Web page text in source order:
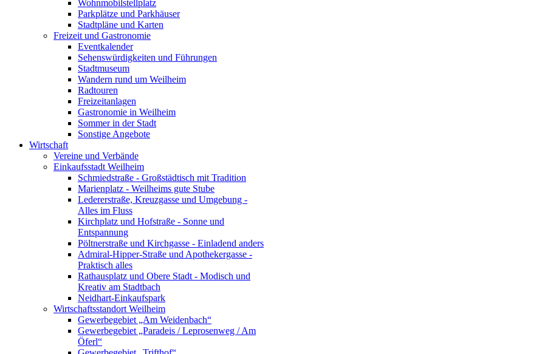
Wohnmobilstellplatz
Parkplätze und Parkhäuser
Stadtpläne und Karten
Freizeit und Gastronomie
Eventkalender
Sehenswürdigkeiten und Führungen
Stadtmuseum
Wandern rund um Weilheim
Radtouren
Freizeitanlagen
Gastronomie in Weilheim
Sommer in der Stadt
Sonstige Angebote
Wirtschaft
Vereine und Verbände
Einkaufsstadt Weilheim
Schmiedstraße - Großstädtisch mit Tradition
Marienplatz - Weilheims gute Stube
Ledererstraße, Kreuzgasse und Umgebung -
Alles im Fluss
Kirchplatz und Hofstraße - Sonne und
Entspannung
Pöltnerstraße und Kirchgasse - Einladend anders
Admiral-Hipper-Straße und Apothekergasse -
Praktisch alles
Rathausplatz und Obere Stadt - Modisch und
Kreativ am Stadtbach
Neidhart-Einkaufspark
Wirtschaftsstandort Weilheim
Gewerbegebiet „Am Weidenbach“
Gewerbegebiet „Paradeis / Leprosenweg / Am
Öferl“